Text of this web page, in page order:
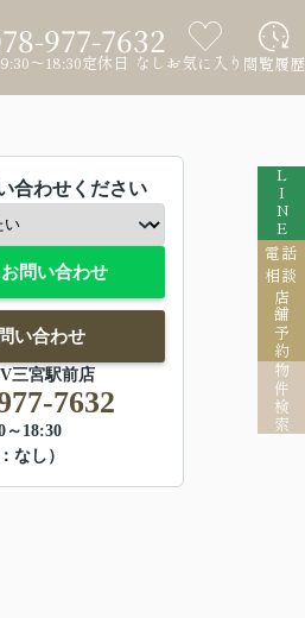
977-7632
～18:30定休日 なし お気に入り 閲覧履歴
LINE
電話
相談
店舗予約
物件検索
合わせください
問い合わせ
い合わせ
三宮駅前店
7632
～18:30
なし）